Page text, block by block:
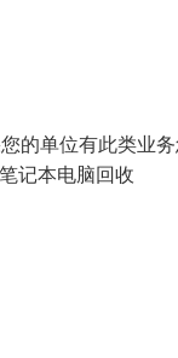
的单位有此类业
记本电脑回收